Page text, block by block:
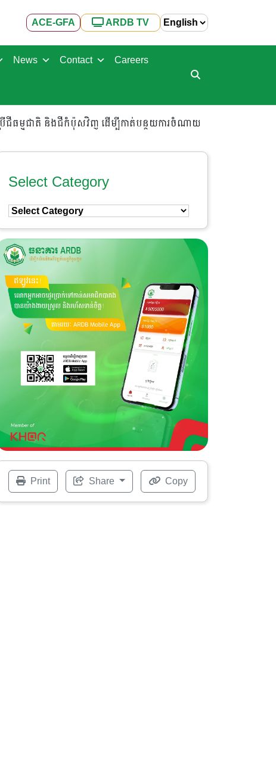
ACE-GFA ARDB TV
News Contact Careers
ើជីធម្មជាតិ និងជីកំប៉ុសវិញ ដើម្បីកាត់បន្ថយការចំណាយ
Select Category
Select
Category
Print Share Copy